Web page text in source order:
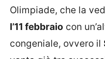
Olimpiade, che la
l’11 febbraio con
congeniale, ovvero il